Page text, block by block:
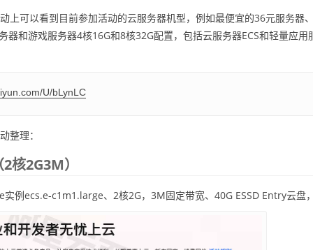
上可以看到目前参加活动的云服务器机型，例如最便宜的36元服务器
器和游戏服务器4核16G和8核32G配置，包括云服务器ECS和轻量应用
U/bLynLC
整理：
核2G3M）
例ecs.e-c1m1.large、2核2G，3M固定带宽、40G ESSD Entry云盘，